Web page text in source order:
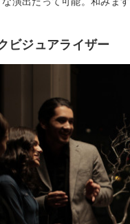
ビジュアライザー